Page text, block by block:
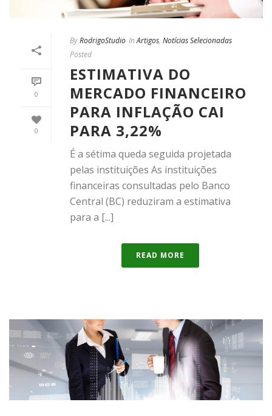
0
0
ByRodrigoStudio In Artigos, Notícias Selecionadas
Posted
ESTIMATIVA DO
MERCADO FINANCEIRO
PARA INFLAÇÃO CAI
PARA 3,22%
É a sétima queda seguida projetada
pelas instituições As instituições
financeiras consultadas pelo Banco
Central (BC) reduziram a estimativa
para a [...]
READ MORE